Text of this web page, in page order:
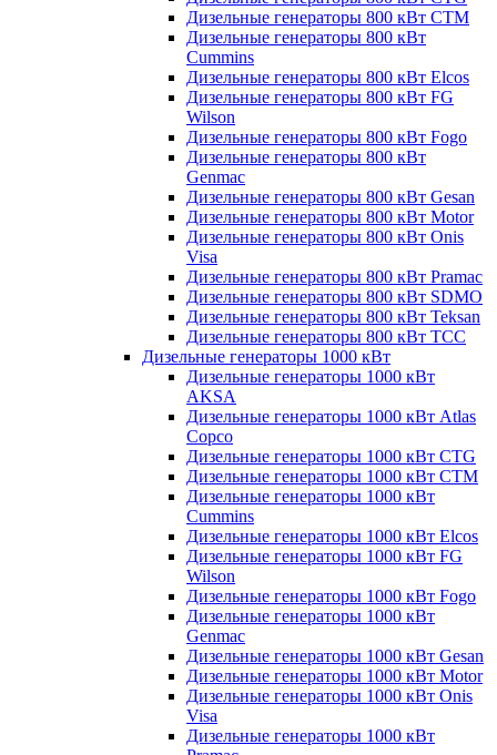
Дизельные генераторы 800 кВт CTM
Дизельные генераторы 800 кВт
Cummins
Дизельные генераторы 800 кВт Elcos
Дизельные генераторы 800 кВт FG
Wilson
Дизельные генераторы 800 кВт Fogo
Дизельные генераторы 800 кВт
Genmac
Дизельные генераторы 800 кВт Gesan
Дизельные генераторы 800 кВт Motor
Дизельные генераторы 800 кВт Onis
Visa
Дизельные генераторы 800 кВт Pramac
Дизельные генераторы 800 кВт SDMO
Дизельные генераторы 800 кВт Teksan
Дизельные генераторы 800 кВт ТСС
Дизельные генераторы 1000 кВт
Дизельные генераторы 1000 кВт
AKSA
Дизельные генераторы 1000 кВт Atlas
Copco
Дизельные генераторы 1000 кВт CTG
Дизельные генераторы 1000 кВт CTM
Дизельные генераторы 1000 кВт
Cummins
Дизельные генераторы 1000 кВт Elcos
Дизельные генераторы 1000 кВт FG
Wilson
Дизельные генераторы 1000 кВт Fogo
Дизельные генераторы 1000 кВт
Genmac
Дизельные генераторы 1000 кВт Gesan
Дизельные генераторы 1000 кВт Motor
Дизельные генераторы 1000 кВт Onis
Visa
Дизельные генераторы 1000 кВт